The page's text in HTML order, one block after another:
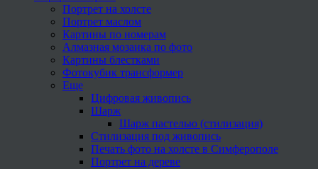
Портрет на холсте
Портрет маслом
Картины по номерам
Алмазная мозаика по фото
Картины блестками
Фотокубик трансформер
Еще
Цифровая живопись
Шарж
Шарж пастелью (стилизация)
Стилизация под живопись
Печать фото на холсте в Симферополе
Портрет на дереве